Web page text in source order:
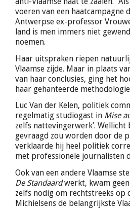
voeren van een haatcampagne
Antwerpse ex-professor
land is men immers niet
noemen.
Haar uitspraken riepen
Vlaamse zijde. Maar in plaats
van haar conclusies, ging het
haar gehanteerde
Luc Van der Kelen, politiek
regelmatig studiogast in Mise
zelfs nattevingerwerk’.
gevraagd zou worden door de
verklaarde hij heel politiek
met professionele journalisten
Ook van een andere Vlaamse
De Standaardwerkt, kwam
zelfs nodig om rechtstreeks op
Michielsens de belangrijkste